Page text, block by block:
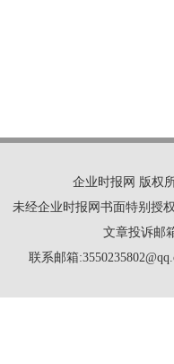
企业时报网 版权
未经企业时报网书面特别授
文章投诉邮
联系邮箱